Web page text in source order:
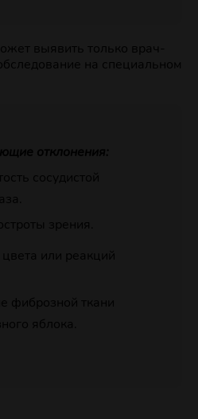
выявить только врач-
на специальном
отклонения:
сосудистой
зрения.
или реакций
фиброзной ткани
яблока.